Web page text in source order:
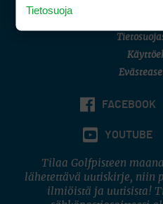
(digi)
FACEBOOK
YOUTUBE
Tilaa Golfpisteen
lähetettävä uutiskirje, niin
ilmiöistä ja uutisista!
Tietosuoja